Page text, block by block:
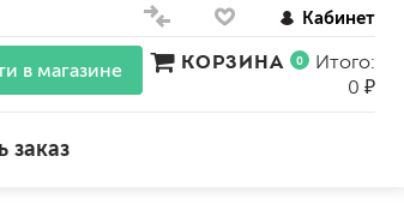
Кабинет
в магазине КОРЗИНА 0
Итого:
0 ₽
заказ